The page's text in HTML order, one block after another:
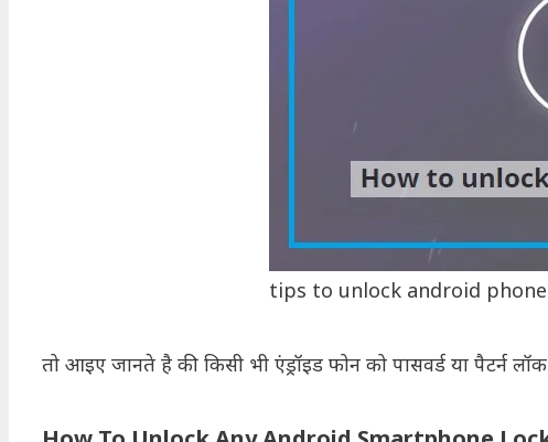
tips to unlock android phone
तो आइए जानते है की किसी भी एंड्रॉइड फोन को पासवर्ड या